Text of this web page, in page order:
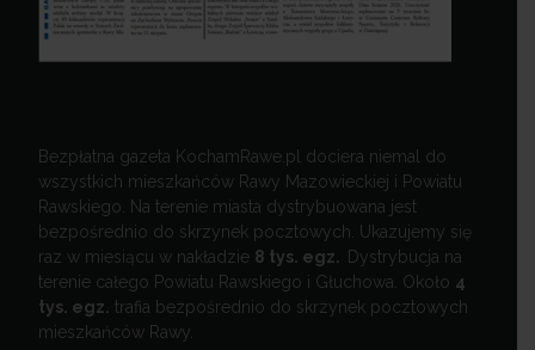
Bezpłatna gazeta KochamRawe.pl dociera niemal do
wszystkich mieszkańców Rawy Mazowieckiej i Powiatu
Rawskiego. Na terenie miasta dystrybuowana jest
bezpośrednio do skrzynek pocztowych. Ukazujemy się
raz w miesiącu w nakładzie 8 tys. egz. Dystrybucja na
terenie całego Powiatu Rawskiego i Głuchowa. Około 4
tys. egz. trafia bezpośrednio do skrzynek pocztowych
mieszkańców Rawy.